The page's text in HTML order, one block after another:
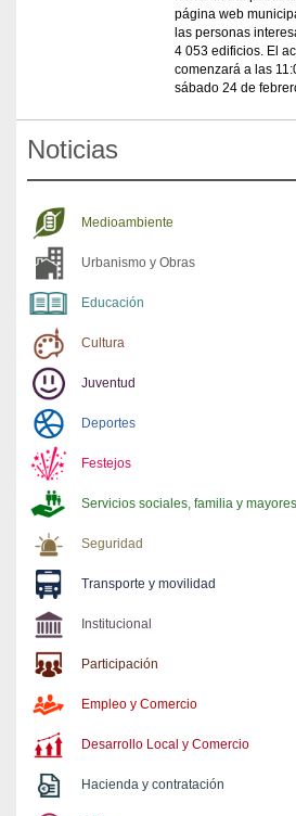
página web
las personas
4 053 edificios. El
comenzará a las
sábado 24 de
Noticias
Medioambiente
Urbanismo y Obras
Educación
Cultura
Juventud
Deportes
Festejos
Servicios sociales, familia y mayores
Seguridad
Transporte y movilidad
Institucional
Participación
Empleo y Comercio
Desarrollo Local y Comercio
Hacienda y contratación